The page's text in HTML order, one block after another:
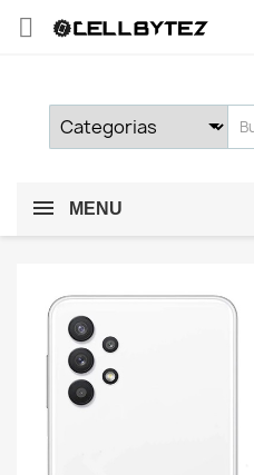

MENU